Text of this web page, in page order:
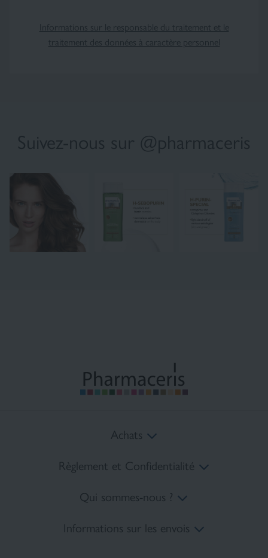
Informations sur le responsable du traitement et le
traitement des données à caractère personnel
Suivez-nous sur @pharmaceris
Achats
Coûts de livraison
Méthodes de paiement
Retours
Règlement et Confidentialité
Règlement
la Politique de confidentialité
Qui sommes-nous ?
Plan du site
Informations sur les envois